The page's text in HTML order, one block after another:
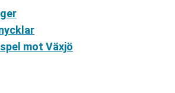
mot Växjö